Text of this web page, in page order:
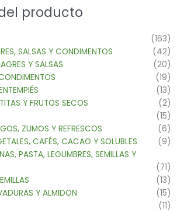
producto
(163)
SALSAS Y CONDIMENTOS
(42)
Y SALSAS
(20)
(19)
(13)
Y FRUTOS SECOS
(2)
(15)
ZUMOS Y REFRESCOS
(6)
CAFÉS, CACAO Y SOLUBLES
(9)
PASTA, LEGUMBRES, SEMILLAS Y
(71)
(13)
Y ALMIDON
(15)
(11)